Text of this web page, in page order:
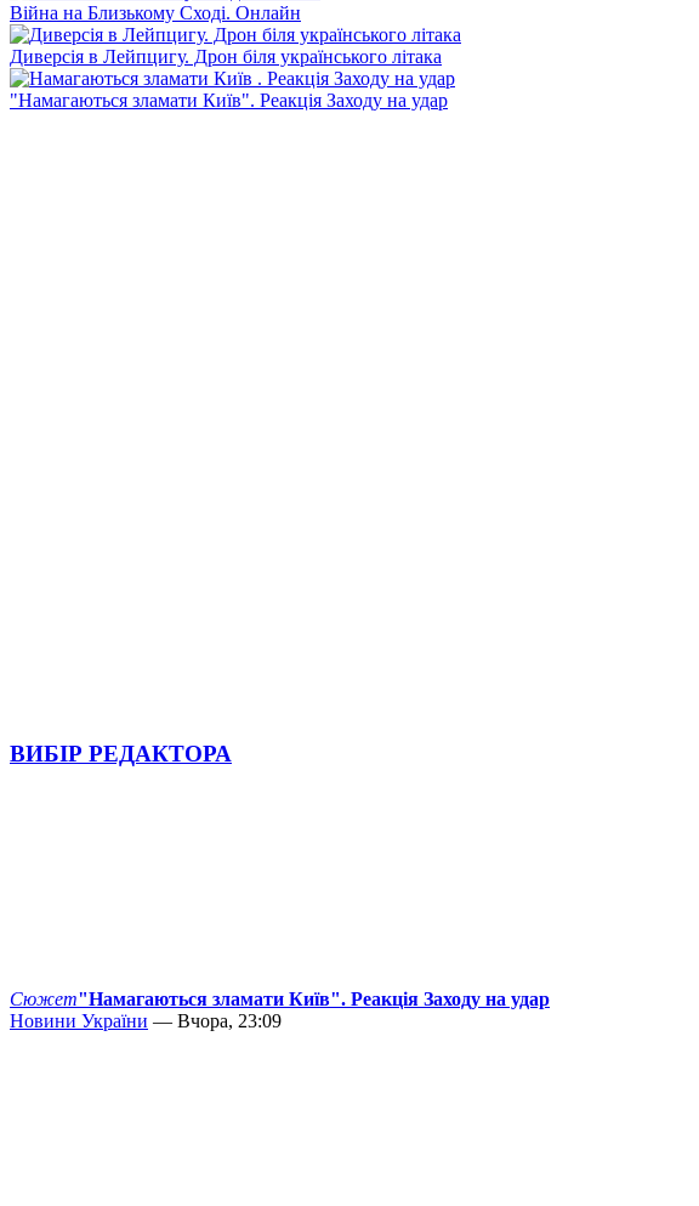
Війна на Близькому Сході. Онлайн
Диверсія в Лейпцигу. Дрон біля українського літака
"Намагаються зламати Київ". Реакція Заходу на удар
ВИБІР РЕДАКТОРА
Сюжет"Намагаються зламати Київ". Реакція Заходу на удар
Новини України — Вчора, 23:09